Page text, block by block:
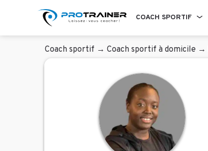
COACH SPORTIF
Coach sportif → Coach sportif à domicile →